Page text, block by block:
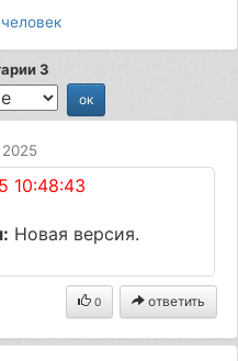
человек
3
2025
10:48:43
Новая версия.
0 ответить